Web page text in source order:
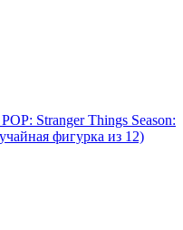
Stranger Things Season:
фигурка из 12)